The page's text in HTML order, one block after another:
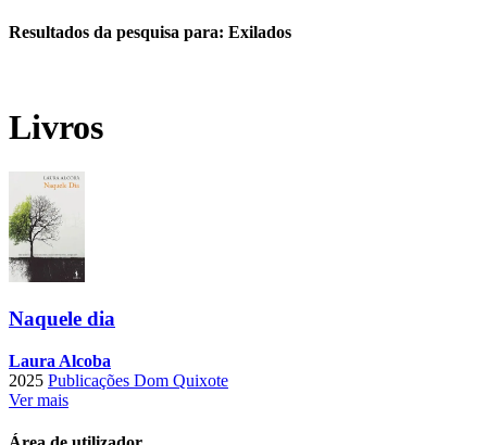
Resultados da pesquisa para: Exilados
Livros
Naquele dia
Laura Alcoba
2025 Publicações Dom Quixote
Ver mais